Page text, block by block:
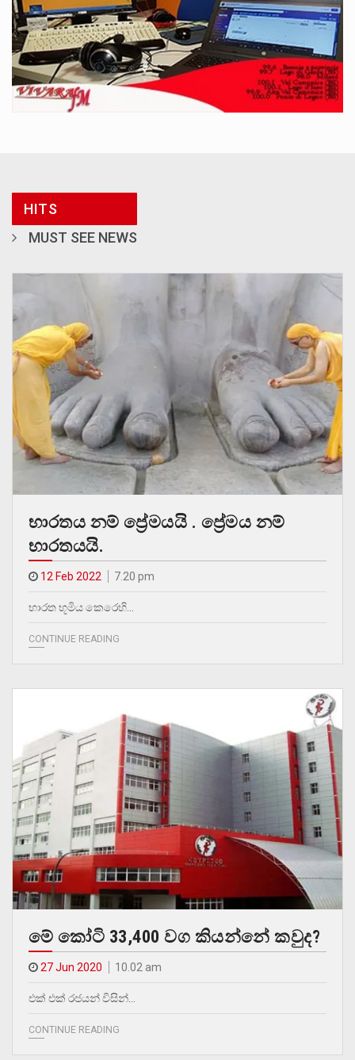
HITS
MUST SEE NEWS
භාරතය නම් ප්‍රේමයයි . ප්‍රේමය නම්
භාරතයයි.
12 Feb 2022 7.20 pm
භාරත භූමිය කෙරෙහි…
CONTINUE READING
මේ කෝටි 33,400 වග කියන්නේ කවුද?
27 Jun 2020 10.02 am
එක් එක් රජයන් විසින්…
CONTINUE READING